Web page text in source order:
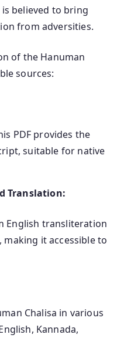
believed to bring
from adversities.
of the Hanuman
sources:
PDF provides the
suitable for native
Translation:
English transliteration
it accessible to
Chalisa in various
Kannada,